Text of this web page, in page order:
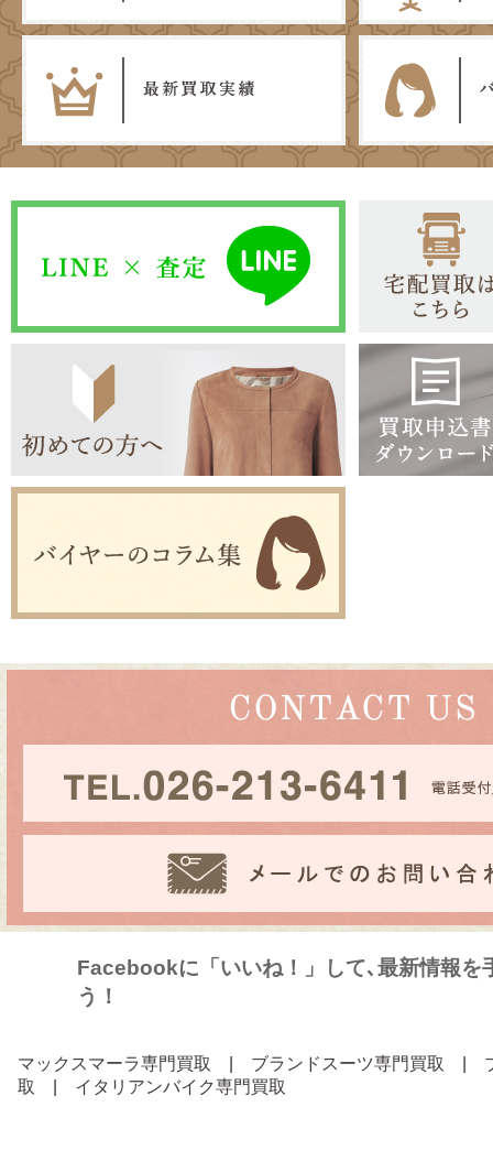
Facebookに「いいね！」して､最新情報を
う！
マックスマーラ専門買取 ブランドスーツ専門買取
取
イタリアンバイク専門買取